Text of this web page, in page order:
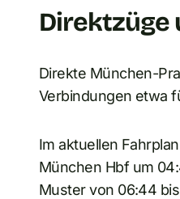
Direktzüge
Direkte München-
Verbindungen etwa
Im aktuellen
München Hbf um
Muster von 06:44